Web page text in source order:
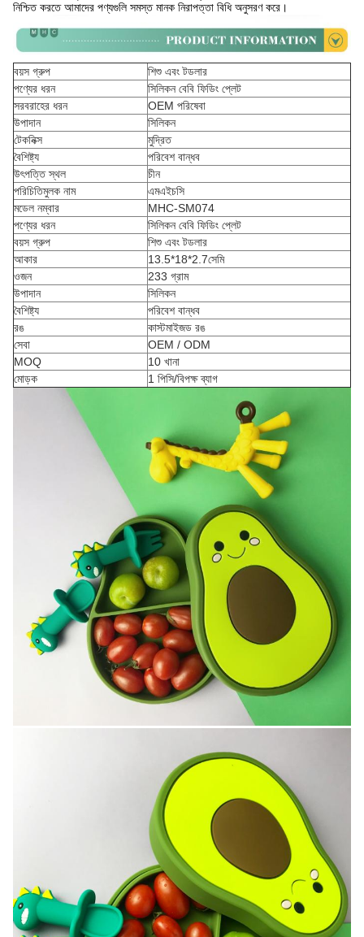
নিশ্চিত করতে আমাদের পণ্যগুলি সমস্ত মানক নিরাপত্তা বিধি অনুসরণ করে।
বয়স গ্রুপ
শিশু এবং টডলার
পণ্যের ধরন
সিলিকন বেবি ফিডিং প্লেট
সরবরাহের ধরন
OEM পরিষেবা
উপাদান
সিলিকন
টেকনিক্স
মুদ্রিত
বৈশিষ্ট্য
পরিবেশ বান্ধব
উৎপত্তি স্থল
চীন
পরিচিতিমুলক নাম
এমএইচসি
মডেল নম্বার
MHC-SM074
পণ্যের ধরন
সিলিকন বেবি ফিডিং প্লেট
বয়স গ্রুপ
শিশু এবং টডলার
আকার
13.5*18*2.7সেমি
ওজন
233 গ্রাম
উপাদান
সিলিকন
বৈশিষ্ট্য
পরিবেশ বান্ধব
রঙ
কাস্টমাইজড রঙ
সেবা
OEM / ODM
MOQ
10 খানা
মোড়ক
1 পিসি/বিপক্ষ ব্যাগ